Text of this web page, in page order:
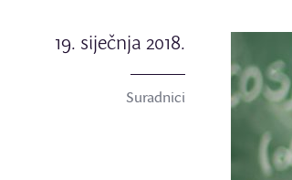
19. siječnja 2018.
Suradnici